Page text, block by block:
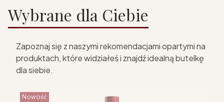
Wybrane dla Ciebie
Zapoznaj się z naszymi rekomendacjami opartymi na
produktach, które widziałeś i znajdź idealną butelkę
dla siebie.
Nowość